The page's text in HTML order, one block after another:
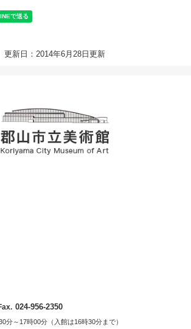
更新日：2014年6月28日更新
024-956-2350
分～17時00分（入館は16時30分まで）